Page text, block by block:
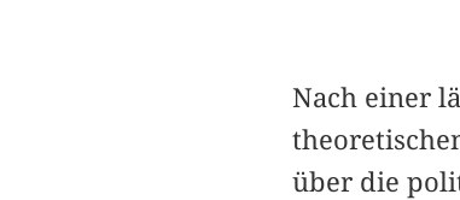
Nach einer
über die